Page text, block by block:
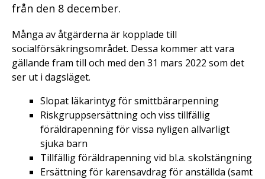
från den 8 december.
Många av åtgärderna är kopplade till
socialförsäkringsområdet. Dessa kommer att vara
gällande fram till och med den 31 mars 2022 som det
ser ut i dagsläget.
Slopat läkarintyg för smittbärarpenning
Riskgruppsersättning och viss tillfällig
föräldrapenning för vissa nyligen allvarligt
sjuka barn
Tillfällig föräldrapenning vid bl.a. skolstängning
Ersättning för karensavdrag för anställda (samt